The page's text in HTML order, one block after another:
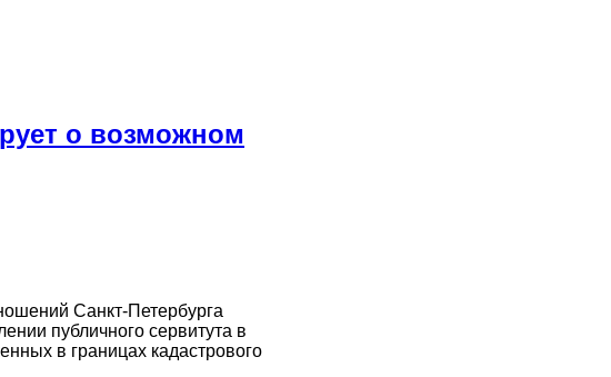
о возможном
Санкт-Петербурга
публичного сервитута в
в границах кадастрового